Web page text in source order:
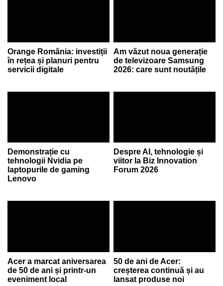
Orange România: investiții
în rețea și planuri pentru
servicii digitale
Am văzut noua generație
de televizoare Samsung
2026: care sunt noutățile
Demonstrație cu
tehnologii Nvidia pe
laptopurile de gaming
Lenovo
Despre AI, tehnologie și
viitor la Biz Innovation
Forum 2026
Acer a marcat aniversarea
de 50 de ani și printr-un
eveniment local
50 de ani de Acer:
creșterea continuă și au
lansat produse noi